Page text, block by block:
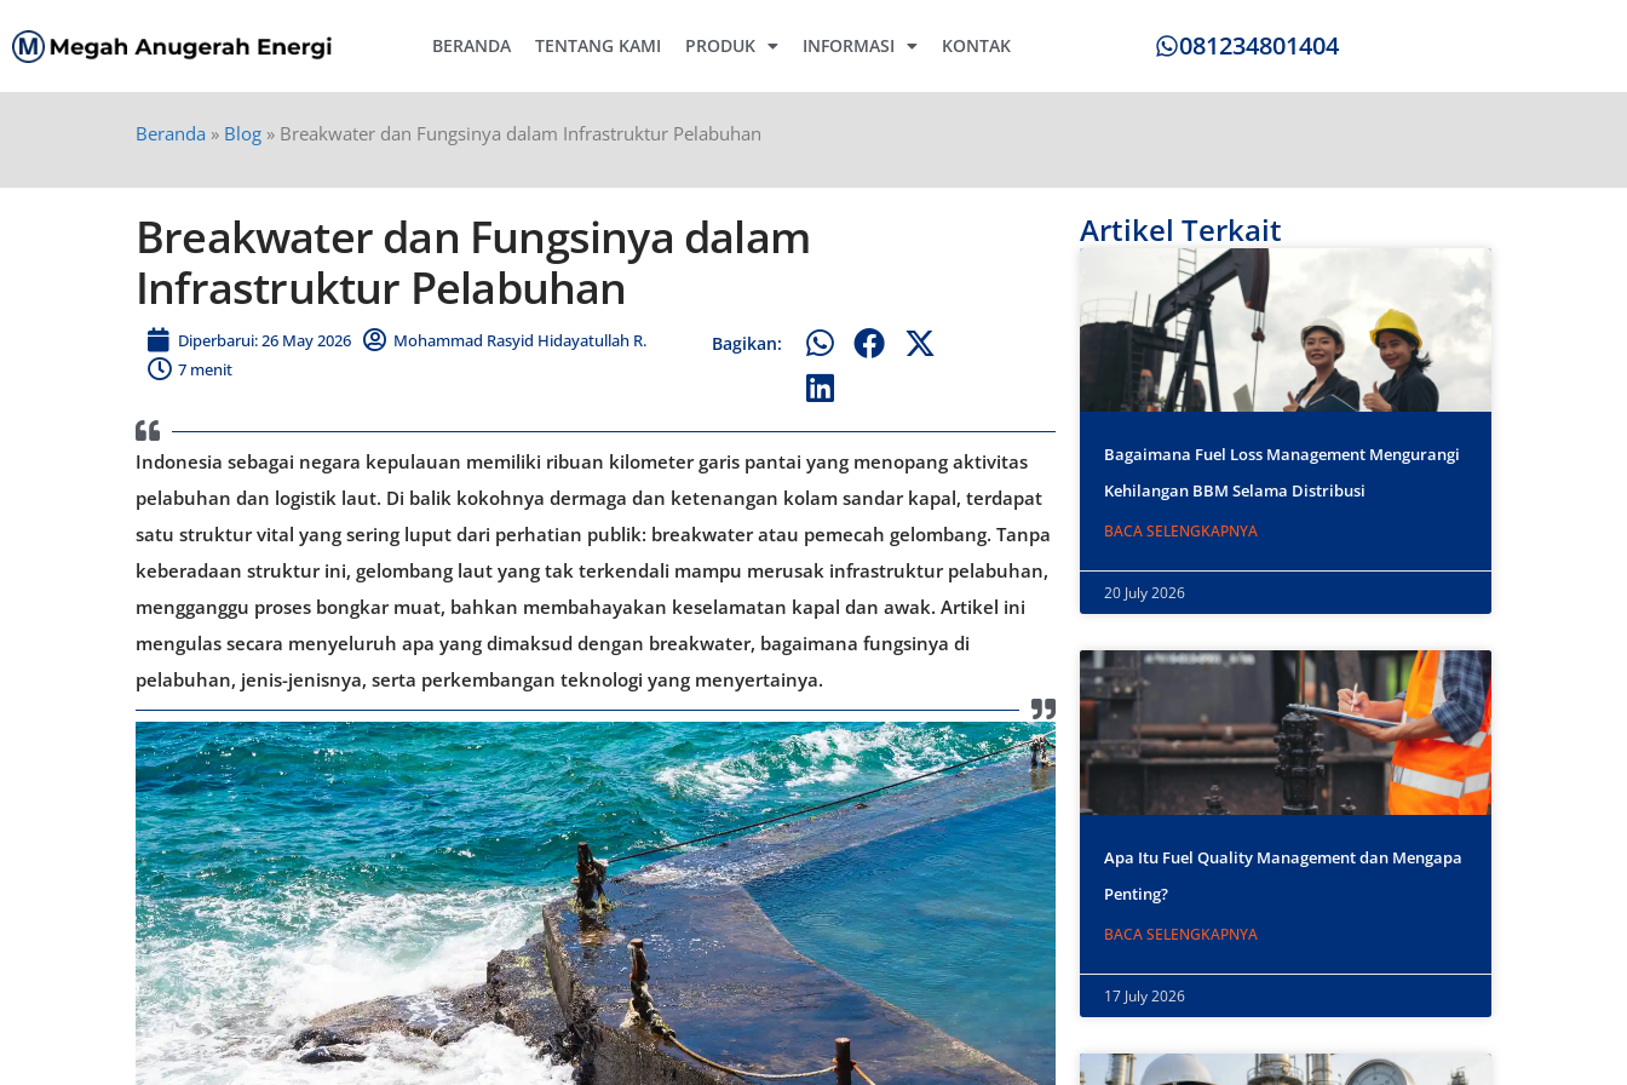
BERANDA TENTANG KAMI PRODUK INFORMASI KONTAK 081234801404
Beranda » Blog » Breakwater dan Fungsinya dalam Infrastruktur Pelabuhan
Breakwater dan Fungsinya dalam
Infrastruktur Pelabuhan
Diperbarui: 26 May 2026
Mohammad Rasyid Hidayatullah R.
7 menit
Bagikan:
Indonesia sebagai negara kepulauan memiliki ribuan kilometer garis pantai yang menopang aktivitas
pelabuhan dan logistik laut. Di balik kokohnya dermaga dan ketenangan kolam sandar kapal, terdapat
satu struktur vital yang sering luput dari perhatian publik: breakwater atau pemecah gelombang. Tanpa
keberadaan struktur ini, gelombang laut yang tak terkendali mampu merusak infrastruktur pelabuhan,
mengganggu proses bongkar muat, bahkan membahayakan keselamatan kapal dan awak. Artikel ini
mengulas secara menyeluruh apa yang dimaksud dengan breakwater, bagaimana fungsinya di
pelabuhan, jenis-jenisnya, serta perkembangan teknologi yang menyertainya.
Artikel Terkait
Bagaimana Fuel Loss Management Mengurangi
Kehilangan BBM Selama Distribusi
BACA SELENGKAPNYA
20 July 2026
Apa Itu Fuel Quality Management dan Mengapa
Penting?
BACA SELENGKAPNYA
17 July 2026